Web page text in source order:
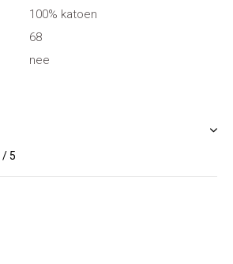
100% katoen
68
nee
/ 5